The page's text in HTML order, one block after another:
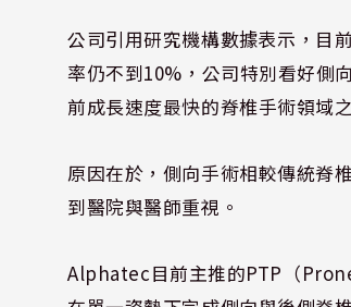
公司引用研究機構數據表示，目
率仍不到10%，公司特別看好側
前成長速度最快的脊椎手術領域
原因在於，側向手術相較傳統脊
到醫院與醫師重視。
Alphatec目前主推的PTP（